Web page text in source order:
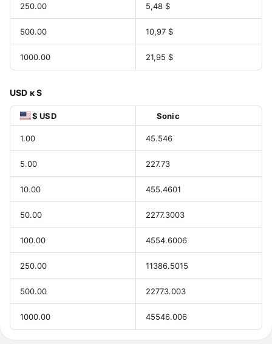
250.00 5,48 $
500.00 10,97 $
1000.00 21,95 $
USD к S
$ USD Sonic
1.00 45.546
5.00 227.73
10.00 455.4601
50.00 2277.3003
100.00 4554.6006
250.00 11386.5015
500.00 22773.003
1000.00 45546.006